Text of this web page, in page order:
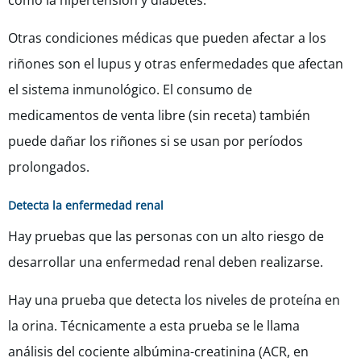
Otras condiciones médicas que pueden afectar a los
riñones son el lupus y otras enfermedades que afectan
el sistema inmunológico. El consumo de
medicamentos de venta libre (sin receta) también
puede dañar los riñones si se usan por períodos
prolongados.
Detecta la enfermedad renal
Hay pruebas que las personas con un alto riesgo de
desarrollar una enfermedad renal deben realizarse.
Hay una prueba que detecta los niveles de proteína en
la orina. Técnicamente a esta prueba se le llama
análisis del cociente albúmina-creatinina (ACR, en